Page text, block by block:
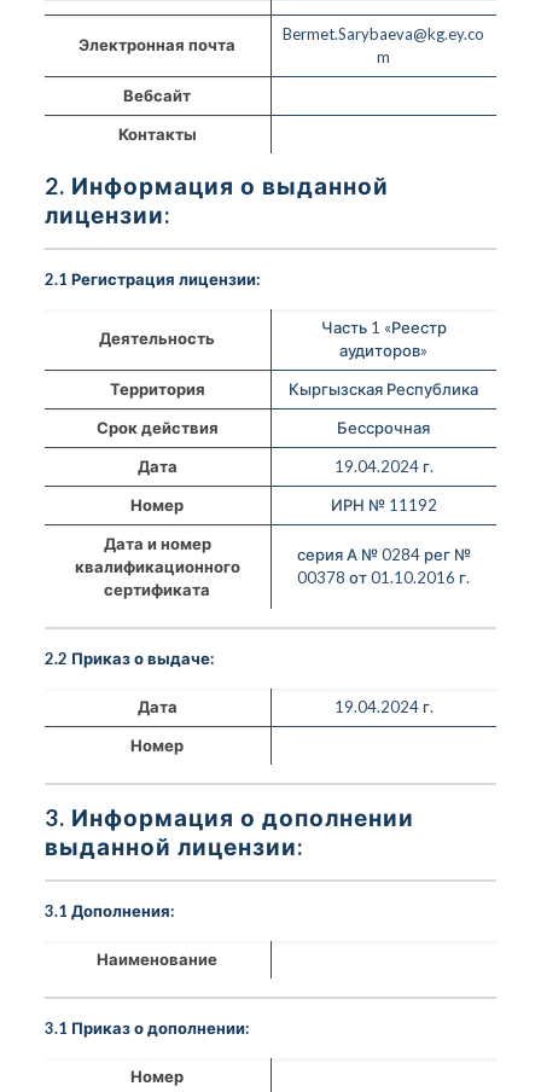
Электронная почта
Bermet.Sarybaeva@kg.ey.co
m
Вебсайт
Контакты
2. Информация о выданной
лицензии:
2.1 Регистрация лицензии:
Деятельность
Часть 1 «Реестр
аудиторов»
Территория
Кыргызская Республика
Срок действия
Бессрочная
Дата
19.04.2024 г.
Номер
ИРН № 11192
Дата и номер
квалификационного
сертификата
серия А № 0284 рег №
00378 от 01.10.2016 г.
2.2 Приказ о выдаче:
Дата
19.04.2024 г.
Номер
3. Информация о дополнении
выданной лицензии:
3.1 Дополнения:
Наименование
3.1 Приказ о дополнении:
Номер